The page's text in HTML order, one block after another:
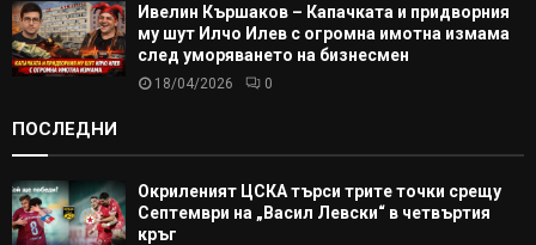
Ивелин Кършаков – Капачката и придворния
му шут Илчо Илев с огромна имотна измама
след уморяването на бизнесмен
18/04/2026 0
ПОСЛЕДНИ
Окриленият ЦСКА търси трите точки срещу
Септември на „Васил Левски“ в четвъртия
кръг